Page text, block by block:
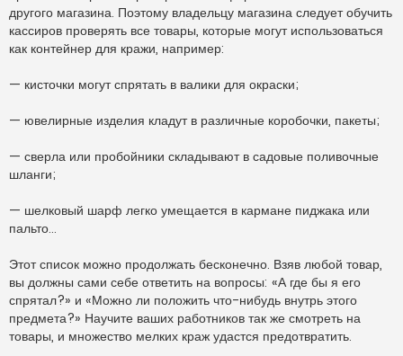
другого магазина. Поэтому владельцу магазина следует обучить
кассиров проверять все товары, которые могут использоваться
как контейнер для кражи, например:
— кисточки могут спрятать в валики для окраски;
— ювелирные изделия кладут в различные коробочки, пакеты;
— сверла или пробойники складывают в садовые поливочные
шланги;
— шелковый шарф легко умещается в кармане пиджака или
пальто…
Этот список можно продолжать бесконечно. Взяв любой товар,
вы должны сами себе ответить на вопросы: «А где бы я его
спрятал?» и «Можно ли положить что-нибудь внутрь этого
предмета?» Научите ваших работников так же смотреть на
товары, и множество мелких краж удастся предотвратить.